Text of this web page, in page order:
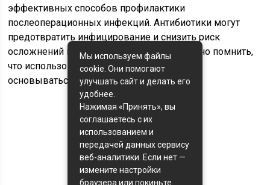
эффективных способов профилактики
послеоперационных инфекций. Антибиотики могут
предотвратить инфицирование и снизить риск
осложнений после операции. Однако, важно помнить,
что использование антибиотиков должно
основываться на рекомендациях врача.
Оценка статьи:
Поделиться с друзьями:
Мы используем файлы
cookie. Они помогают
улучшать сайт и делать его
удобнее.
Нажимая «Принять», вы
соглашаетесь с их
использованием и
передачей данных сервису
веб-аналитики. Если нет —
измените настройки
браузера или покиньте